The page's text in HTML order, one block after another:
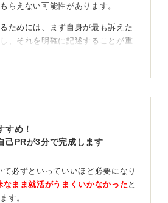
らえない可能性があります。
ためには、まず自身が最も訴えた
、それを明確に記述することが重
者の目を引き、あなたの最もアピ
確実に伝わります。
て強みと貢献度がわかるように
すめ！
己PRが3分で完成します
必ずといっていいほど必要になり
なまま就活がうまくいかなかった と
す。